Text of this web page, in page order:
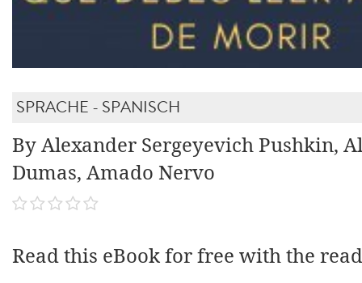
SPRACHE - SPANISCH
By Alexander Sergeyevich Pushkin,
Dumas, Amado Nervo
Read this eBook for free with the